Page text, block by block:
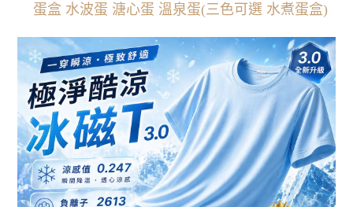
蛋盒 水波蛋 溏心蛋 溫泉蛋(三色可選 水煮蛋盒)